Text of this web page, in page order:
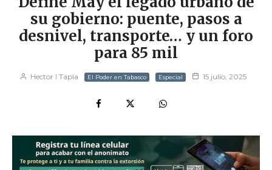
su gobierno: puente, pasos a
desnivel, transporte… y un foro
para 85 mil
Hector I Tapia El Poder en Tabasco Especial 15 julio, 2025